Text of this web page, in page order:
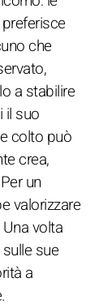
che
a stabilire
il suo
colto può
crea,
un
valorizzare
volta
sue
a